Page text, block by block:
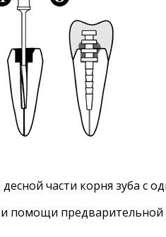
части корня зуба с
помощи